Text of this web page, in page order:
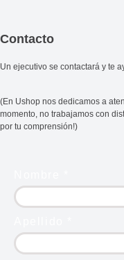
Contacto
Un ejecutivo se contactará y te
(En Ushop nos dedicamos a
momento, no trabajamos con
por tu comprensión!)